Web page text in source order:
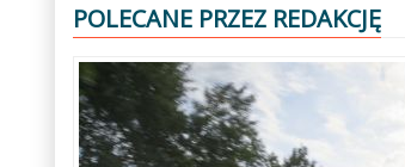
POLECANE PRZEZ REDAKCJĘ
Poprzedni
Następny